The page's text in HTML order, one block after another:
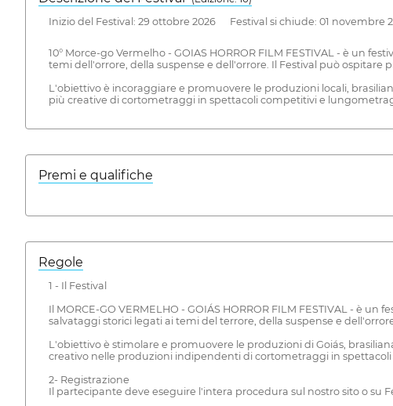
Inizio del Festival: 29 ottobre 2026 Festival si chiude: 01 novembre
10° Morce-go Vermelho - GOIAS HORROR FILM FESTIVAL - è un
temi dell'orrore, della suspense e dell'orrore. Il Festival può
L'obiettivo è incoraggiare e promuovere le produzioni locali,
più creative di cortometraggi in spettacoli competitivi e
Premi e qualifiche
Regole
1 - Il Festival
Il MORCE-GO VERMELHO - GOIÁS HORROR FILM FESTIVAL - è
salvataggi storici legati ai temi del terrore, della suspense e
L'obiettivo è stimolare e promuovere le produzioni di Goiás,
creativo nelle produzioni indipendenti di cortometraggi in
2- Registrazione
Il partecipante deve eseguire l'intera procedura sul nostro sito o su